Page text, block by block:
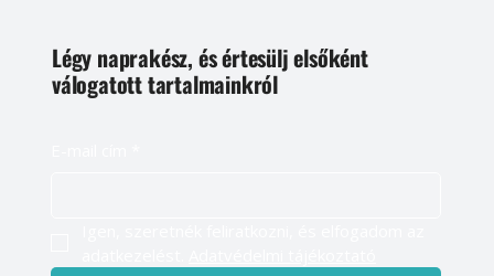
Légy naprakész, és értesülj elsőként
válogatott tartalmainkról